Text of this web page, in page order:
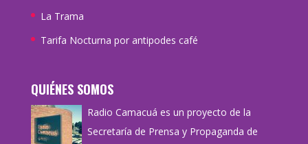
La Trama
Tarifa Nocturna por antipodes café
QUIÉNES SOMOS
Radio Camacuá es un proyecto de la
Secretaría de Prensa y Propaganda de